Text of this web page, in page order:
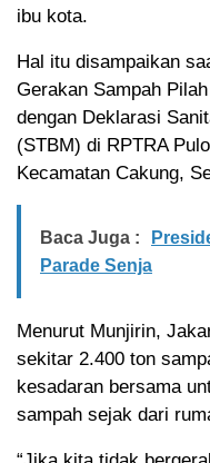
ibu kota.
Hal itu disampaikan
Gerakan Sampah
dengan Deklarasi
(STBM) di RPTRA
Kecamatan Cakung,
Baca Juga :
Parade Senja
Menurut Munjirin,
sekitar 2.400 ton
kesadaran bersama
sampah sejak dari